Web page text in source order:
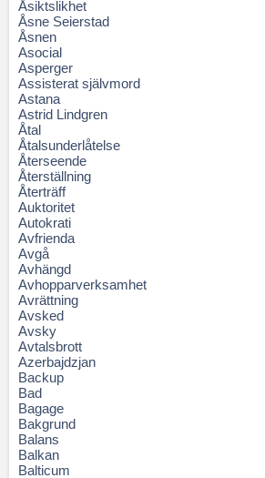
Åsiktslikhet
Åsne Seierstad
Åsnen
Asocial
Asperger
Assisterat självmord
Astana
Astrid Lindgren
Åtal
Åtalsunderlåtelse
Återseende
Återställning
Återträff
Auktoritet
Autokrati
Avfrienda
Avgå
Avhängd
Avhopparverksamhet
Avrättning
Avsked
Avsky
Avtalsbrott
Azerbajdzjan
Backup
Bad
Bagage
Bakgrund
Balans
Balkan
Balticum